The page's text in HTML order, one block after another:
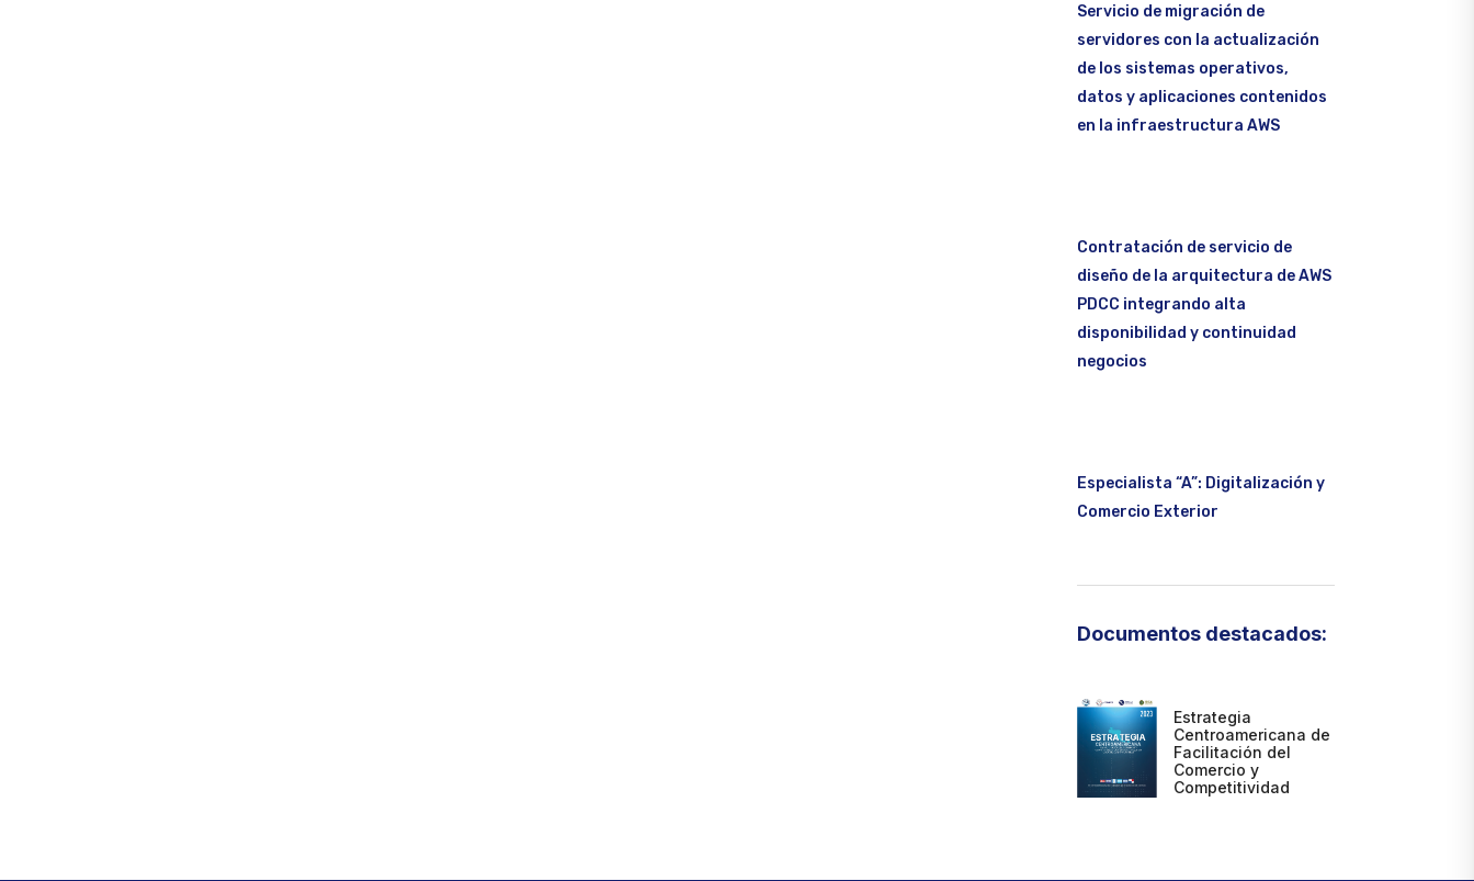
Servicio de migración de
servidores con la actualización
de los sistemas operativos,
datos y aplicaciones contenidos
en la infraestructura AWS
Contratación de servicio de
diseño de la arquitectura de AWS
PDCC integrando alta
disponibilidad y continuidad
negocios
Especialista “A”: Digitalización y
Comercio Exterior
Documentos destacados:
Estrategia
Centroamericana de
Facilitación del
Comercio y
Competitividad